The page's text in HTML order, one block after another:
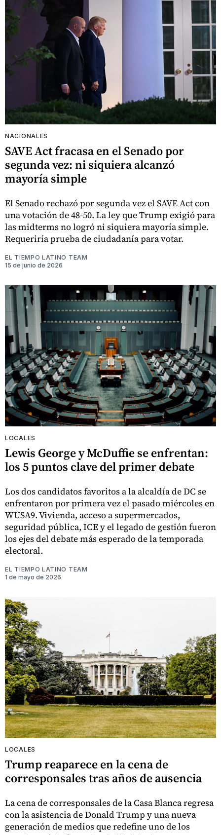
NACIONALES
SAVE Act fracasa en el Senado por
segunda vez: ni siquiera alcanzó
mayoría simple
El Senado rechazó por segunda vez el SAVE Act con
una votación de 48-50. La ley que Trump exigió para
las midterms no logró ni siquiera mayoría simple.
Requeriría prueba de ciudadanía para votar.
EL TIEMPO LATINO TEAM
15 de junio de 2026
LOCALES
Lewis George y McDuffie se enfrentan:
los 5 puntos clave del primer debate
Los dos candidatos favoritos a la alcaldía de DC se
enfrentaron por primera vez el pasado miércoles en
WUSA9. Vivienda, acceso a supermercados,
seguridad pública, ICE y el legado de gestión fueron
los ejes del debate más esperado de la temporada
electoral.
EL TIEMPO LATINO TEAM
1 de mayo de 2026
LOCALES
Trump reaparece en la cena de
corresponsales tras años de ausencia
La cena de corresponsales de la Casa Blanca regresa
con la asistencia de Donald Trump y una nueva
generación de medios que redefine uno de los